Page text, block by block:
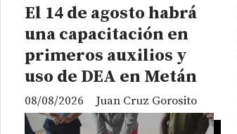
El 14 de agosto habrá
una capacitación en
primeros auxilios y
uso de DEA en Metán
Juan Cruz Gorosito
08/08/2026